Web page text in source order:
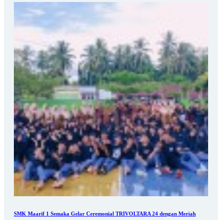
SMK Maarif 1 Semaka Gelar Ceremonial TRIVOLTARA 24 dengan Meriah